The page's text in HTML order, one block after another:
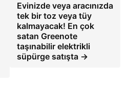
Evinizde veya aracınızda
tek bir toz veya tüy
kalmayacak! En çok
satan Greenote
taşınabilir elektrikli
süpürge satışta →